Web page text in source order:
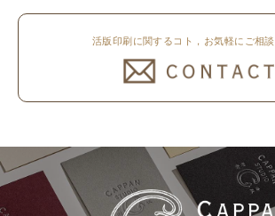
活版印刷に関するコト，お気軽にご相